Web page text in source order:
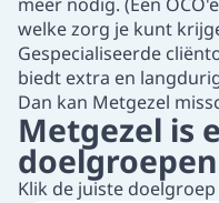
welke zorg je kunt
Gespecialiseerde
biedt extra en
Dan kan Metgezel
Metgezel is
doelgroepen
Klik de juiste doelgroep